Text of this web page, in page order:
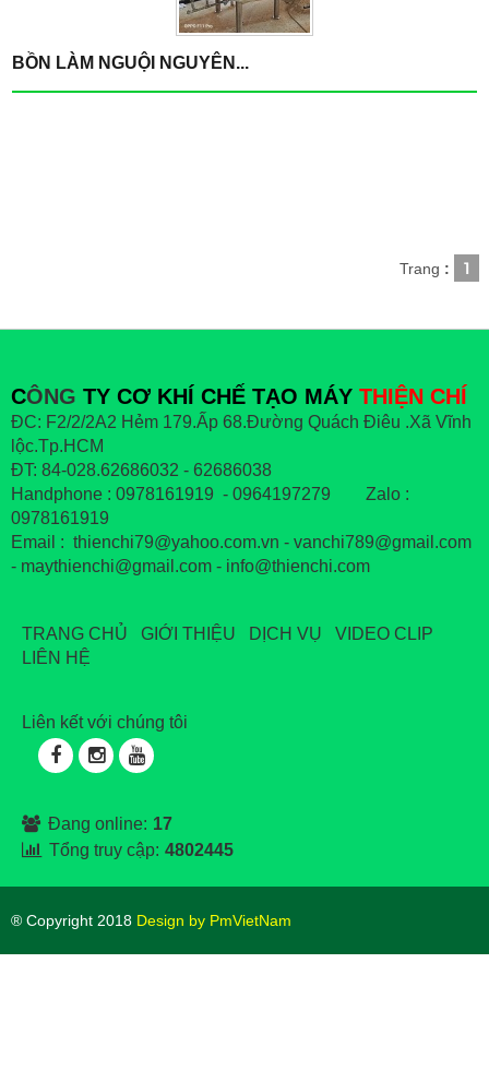
BỒN LÀM NGUỘI NGUYÊN...
Trang : 1
CÔNG TY CƠ KHÍ CHẾ TẠO MÁY THIỆN CHÍ
ĐC: F2/2/2A2 Hẻm 179.Ấp 68.Đường Quách Điêu .Xã Vĩnh
lộc.Tp.HCM
ĐT: 84-028.62686032 - 62686038
Handphone : 0978161919 - 0964197279 Zalo :
0978161919
Email : thienchi79@yahoo.com.vn - vanchi789@gmail.com
- maythienchi@gmail.com - info@thienchi.com
TRANG CHỦ GIỚI THIỆU DỊCH VỤ
VIDEO CLIP
LIÊN HỆ
Liên kết với chúng tôi
Đang online: 17
Tổng truy cập: 4802445
® Copyright 2018 Design by PmVietNam